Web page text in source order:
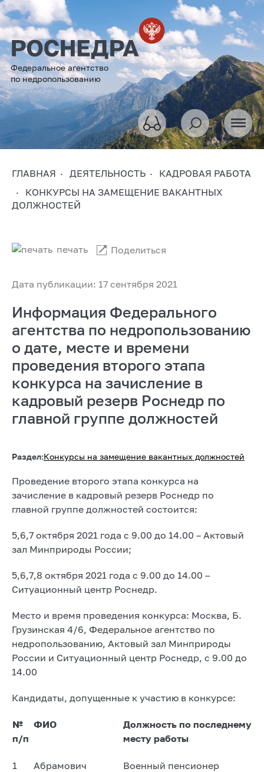
Федеральное агентство
по недропользованию
ГЛАВНАЯ ДЕЯТЕЛЬНОСТЬ
КАДРОВАЯ РАБОТА
КОНКУРСЫ НА ЗАМЕЩЕНИЕ ВАКАНТНЫХ
ДОЛЖНОСТЕЙ
Дата публикации: 17 сентября 2021
печать Поделиться
Информация Федерального
агентства по недропользованию
о дате, месте и времени
проведения второго этапа
конкурса на зачисление в
кадровый резерв Роснедр по
главной группе должностей
Раздел:Конкурсы на замещение вакантных должностей
Проведение второго этапа конкурса на
зачисление в кадровый резерв Роснедр по
главной группе должностей состоится:
5,6,7 октября 2021 года с 9.00 до 14.00 – Актовый
зал Минприроды России;
5,6,7,8 октября 2021 года с 9.00 до 14.00 –
Ситуационный центр Роснедр.
Место и время проведения конкурса: Москва, Б.
Грузинская 4/6, Федеральное агентство по
недропользованию, Актовый зал Минприроды
России и Ситуационный центр Роснедр, с 9.00 до
14.00
Кандидаты, допущенные к участию в конкурсе:
№
п/п
ФИО
Должность по последнему
месту работы
1
Абрамович
Военный пенсионер